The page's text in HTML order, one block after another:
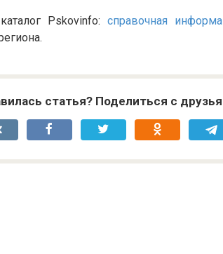
Pskovinfo: справочная
статья? Поделиться с